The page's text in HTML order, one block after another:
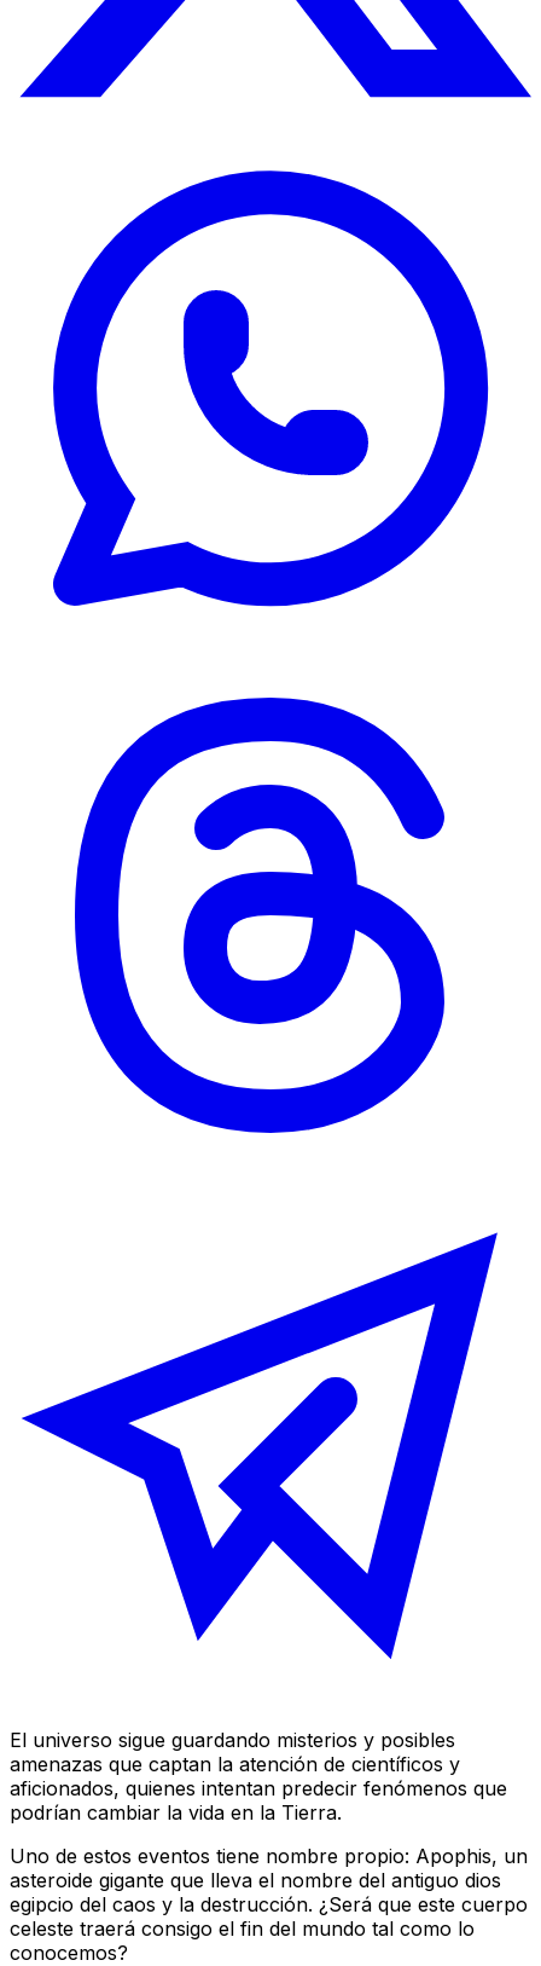
El universo sigue guardando misterios y posibles
amenazas que captan la atención de científicos y
aficionados, quienes intentan predecir fenómenos que
podrían cambiar la vida en la Tierra.
Uno de estos eventos tiene nombre propio: Apophis, un
asteroide gigante que lleva el nombre del antiguo dios
egipcio del caos y la destrucción. ¿Será que este cuerpo
celeste traerá consigo el fin del mundo tal como lo
conocemos?